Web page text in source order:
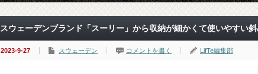
スウェーデンブランド「スーリー」から収納が細かくて使いやすい斜
2023-9-27 スウェーデン コメントを書く LifTe編集部